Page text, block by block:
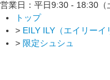
営業日：平日9:30 - 18:30（
トップ
> EILY ILY（エイリーイ
> 限定シュシュ